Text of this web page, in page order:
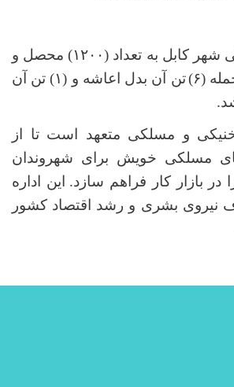
شهر کابل به تعداد (۱۲۰۰)محصل و
(۶)
تن آن بدل اعاشه و (۱) تن آن
.
و مسلکی متعهد است تا از
مسلکی خویش برای شهروندان
در بازار کار فراهم سازد. این اداره
نیروی بشری و رشد اقتصاد کشور